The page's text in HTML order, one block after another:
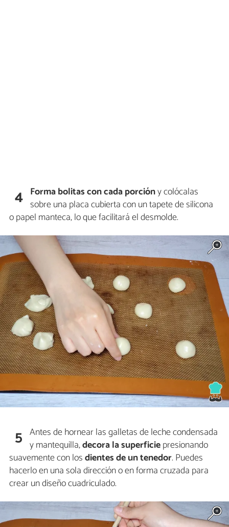
4 Forma bolitascon cada porcióny colócalas
sobre una placa cubierta con un tapete de silicona
o papel manteca, lo que facilitará el desmolde.
5 Antes de hornear las galletas de leche condensada
y mantequilla,decora la superficiepresionando
suavemente con losdientes de un tenedor. Puedes
hacerlo en una sola dirección o en forma cruzada para
crear un diseño cuadriculado.